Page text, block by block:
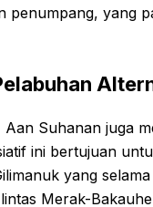
penumpang, yang
Aan Suhanan juga
ini bertujuan
yang
Merak-